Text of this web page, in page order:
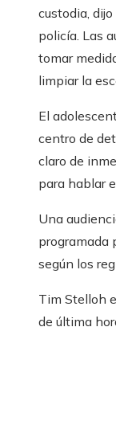
custodia,
policía. Las
tomar
limpiar la
El
centro de
claro de
para hablar
Una
programada
según los
Tim Stelloh
de última